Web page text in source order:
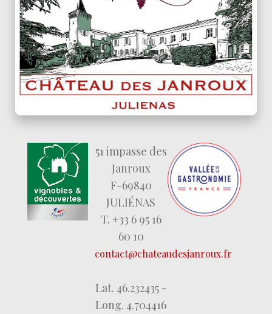
51 impasse des
Janroux
F-69840
JULIÉNAS
T. +33 6 95 16
60 10
contact@chateaudesjanroux.fr
Lat. 46.232435 -
Long. 4.704416